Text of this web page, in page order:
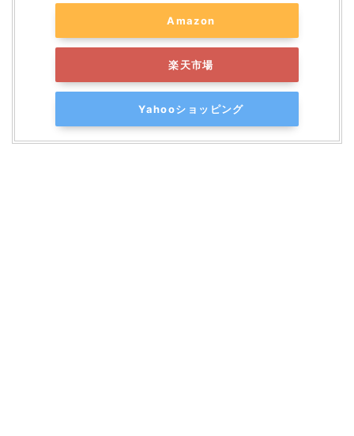
Amazon
楽天市場
Yahooショッピング